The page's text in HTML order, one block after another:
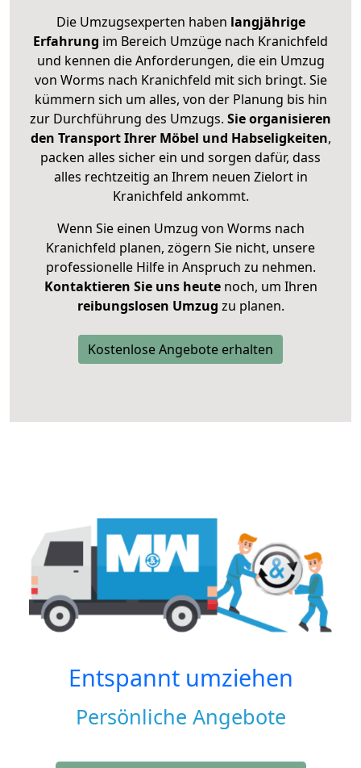
Die Umzugsexperten haben langjährige
Erfahrung im Bereich Umzüge nach Kranichfeld
und kennen die Anforderungen, die ein Umzug
von Worms nach Kranichfeld mit sich bringt. Sie
kümmern sich um alles, von der Planung bis hin
zur Durchführung des Umzugs. Sie organisieren
den Transport Ihrer Möbel und Habseligkeiten,
packen alles sicher ein und sorgen dafür, dass
alles rechtzeitig an Ihrem neuen Zielort in
Kranichfeld ankommt.
Wenn Sie einen Umzug von Worms nach
Kranichfeld planen, zögern Sie nicht, unsere
professionelle Hilfe in Anspruch zu nehmen.
Kontaktieren Sie uns heutenoch, um Ihren
reibungslosen Umzug zu planen.
Kostenlose Angebote erhalten
Entspannt umziehen
Persönliche Angebote